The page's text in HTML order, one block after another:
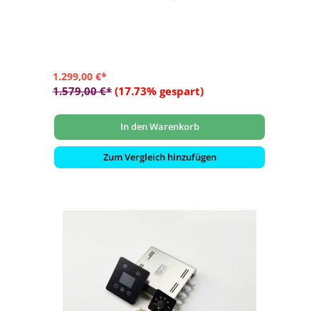
1.299,00 €*
1.579,00 €* (17.73% gespart)
In den Warenkorb
Zum Vergleich hinzufügen